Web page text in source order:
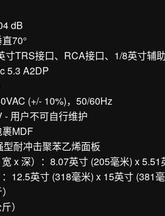
dB
70°
寸TRS接口、RCA接口、1/8英寸辅
5.3 A2DP
(+/- 10%)，50/60Hz
用户不可自行维护
MDF
耐冲击聚苯乙烯面板
x 深）：8.07英寸 (205毫米) x
12.5英寸 (318毫米) x 15英寸 (381
）